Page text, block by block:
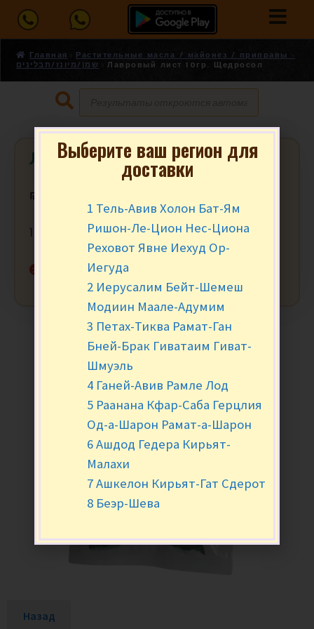
Главная
Растительные масла / майонез / приправы -
שמן/מיונז/תבלינים
Лавровый лист 10гр. Щедросол
Лавровый лист 10гр. Щедросол
₪
10 гр.
Нет в наличии
Назад
Выберите ваш регион для
доставки
1 Тель-Авив Холон Бат-Ям
Ришон-Ле-Цион Нес-Циона
Реховот Явне Иехуд Ор-
Иегуда
2 Иерусалим Бейт-Шемеш
Модиин Маале-Адумим
3 Петах-Тиква Рамат-Ган
Бней-Брак Гиватаим Гиват-
Шмуэль
4 Ганей-Авив Рамле Лод
5 Раанана Кфар-Саба Герцлия
Од-а-Шарон Рамат-а-Шарон
6 Ашдод Гедера Кирьят-
Малахи
7 Ашкелон Кирьят-Гат Сдерот
8 Беэр-Шева